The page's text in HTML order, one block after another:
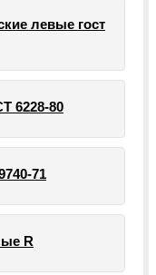
левые гост
6228-80
71
R